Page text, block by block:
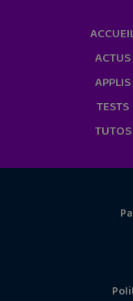
ACTUS
APPLIS
TESTS
TUTOS